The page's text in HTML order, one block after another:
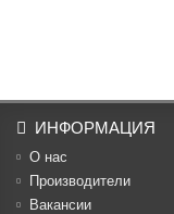
ИНФОРМАЦИЯ
О нас
Производители
Вакансии